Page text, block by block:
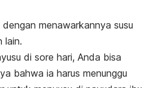
menawarkannya susu
lain.
di sore hari, Anda bisa
bahwa ia harus menunggu